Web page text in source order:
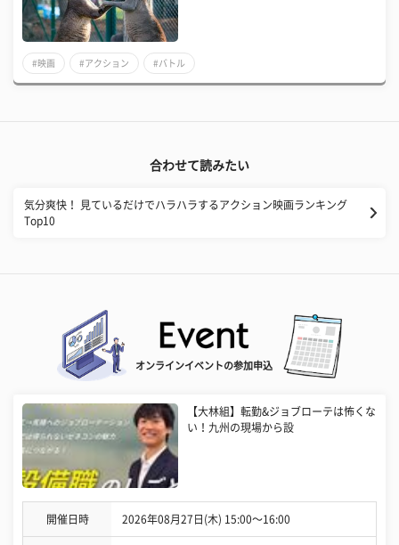
#映画 #アクション #バトル
合わせて読みたい
気分爽快！ 見ているだけでハラハラするアクション映画ランキング
Top10
オンラインイベントの参加申込
【大林組】転勤&ジョブローテは怖くな
い！九州の現場から設
開催日時 2026年08月27日(木) 15:00〜16:00